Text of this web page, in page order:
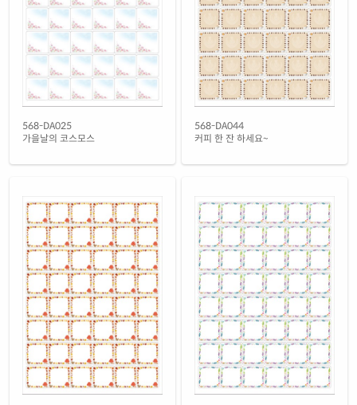
흰색(50μm) 광택 방수 레이저
CL568WP-DV094레이저 전용
재질 설명
흰색 무광 방수 레이저
CL568MP-DV094레이저 전용
재질 설명
흰색 무광 방수 시치미 레이저
RV568MP-DV094
레이저 전용
투명(50μm) 방수 레이저
노란색 방수 레이저
CL568YP-DV094레이저 전용
재질 설명
568-DA025
가을날의 코스모스
568-DA044
커피 한 잔 하세요~